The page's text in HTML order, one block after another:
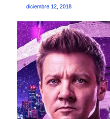
diciembre 12, 2018